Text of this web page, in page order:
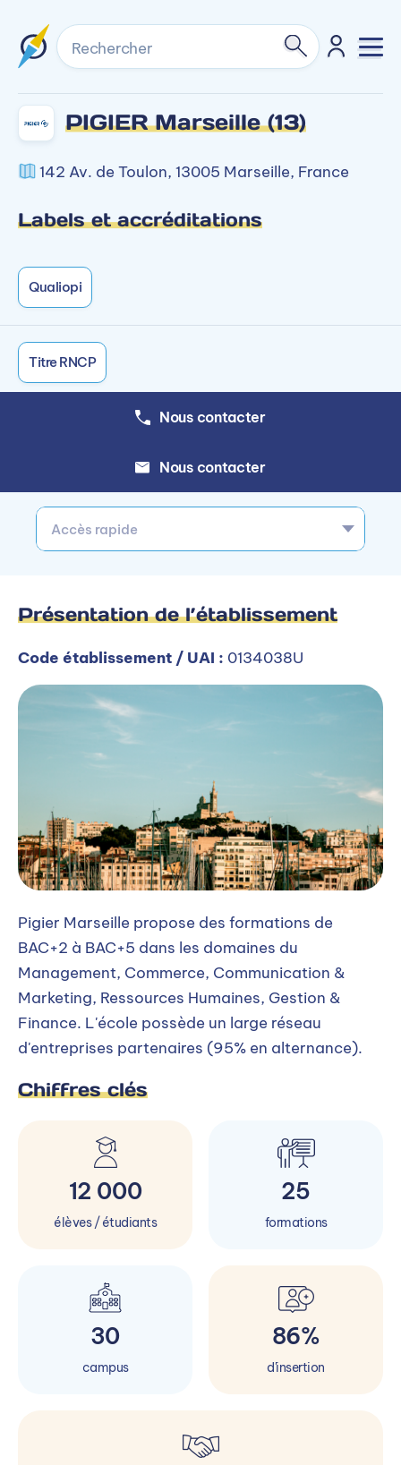
Rechercher
PIGIER Marseille (13)
142 Av. de Toulon, 13005 Marseille, France
Labels et accréditations
Qualiopi
Titre RNCP
Nous contacter
Nous contacter
Accès rapide
Présentation de l’établissement
Code établissement / UAI : 0134038U
Pigier Marseille propose des formations de
BAC+2 à BAC+5 dans les domaines du
Management, Commerce, Communication &
Marketing, Ressources Humaines, Gestion &
Finance. L'école possède un large réseau
d'entreprises partenaires (95% en alternance).
Chiffres clés
12 000
élèves / étudiants
25
formations
30
campus
86%
d'insertion